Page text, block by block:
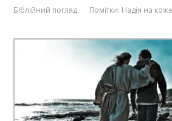
Біблійний погляд Помітки: Надія на